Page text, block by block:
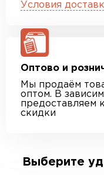
Условия
Оптово и
Мы продаём
оптом. В
предоставляем
скидки
Выберите